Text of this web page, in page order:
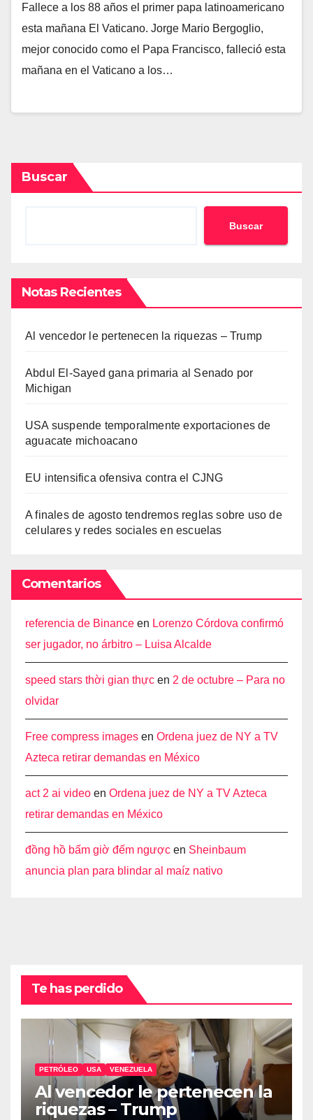
Fallece a los 88 años el primer papa latinoamericano
esta mañana El Vaticano. Jorge Mario Bergoglio,
mejor conocido como el Papa Francisco, falleció esta
mañana en el Vaticano a los…
Buscar
Buscar
Notas Recientes
Al vencedor le pertenecen la riquezas – Trump
Abdul El-Sayed gana primaria al Senado por
Michigan
USA suspende temporalmente exportaciones de
aguacate michoacano
EU intensifica ofensiva contra el CJNG
A finales de agosto tendremos reglas sobre uso de
celulares y redes sociales en escuelas
Comentarios
referencia de Binance en Lorenzo Córdova confirmó
ser jugador, no árbitro – Luisa Alcalde
speed stars thời gian thực en 2 de octubre – Para no
olvidar
Free compress images en Ordena juez de NY a TV
Azteca retirar demandas en México
act 2 ai video en Ordena juez de NY a TV Azteca
retirar demandas en México
đồng hồ bấm giờ đếm ngược en Sheinbaum
anuncia plan para blindar al maíz nativo
Te has perdido
PETRÓLEO USA VENEZUELA
Al vencedor le pertenecen la
riquezas – Trump